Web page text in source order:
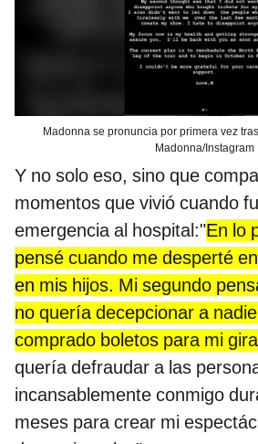
Madonna se pronuncia por primera vez
Madonna/Instagram
Y no solo eso, sino que
momentos que vivió cuando
emergencia al hospital:"En lo
pensé cuando me desperté
en mis hijos. Mi segundo
no quería decepcionar a
comprado boletos para mi
quería defraudar a las
incansablemente conmigo
meses para crear mi